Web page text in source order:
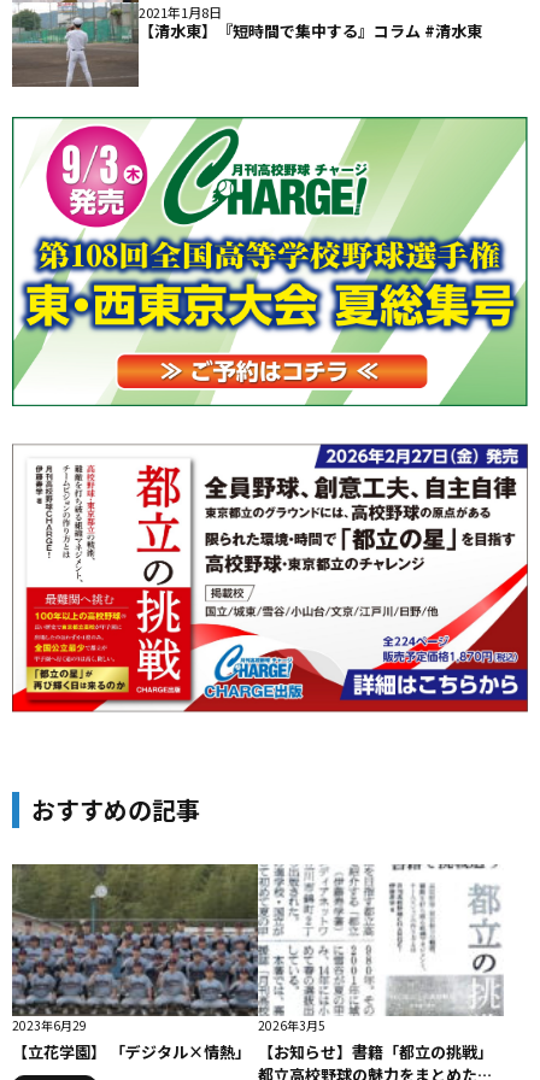
2021年1月8日
【清水東】『短時間で集中する』コラム #清水東
おすすめの記事
2023年6月29
【立花学園】 「デジタル×情熱」
2026年3月5
【お知らせ】書籍「都立の挑戦」
都立高校野球の魅力をまとめた一